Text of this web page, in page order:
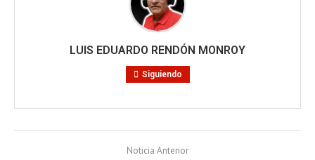
LUIS EDUARDO RENDÓN MONROY
Siguiendo
Noticia Anterior